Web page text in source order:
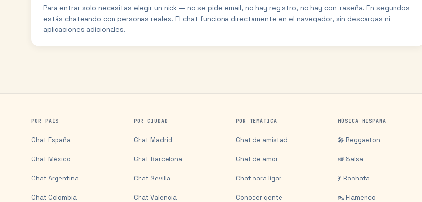
Para entrar solo necesitas elegir un nick — no se pide email, no hay registro, no hay contraseña. En segundos
estás chateando con personas reales. El chat funciona directamente en el navegador, sin descargas ni
aplicaciones adicionales.
POR PAÍS
Chat España
Chat México
Chat Argentina
Chat Colombia
POR CIUDAD
Chat Madrid
Chat Barcelona
Chat Sevilla
Chat Valencia
POR TEMÁTICA
Chat de amistad
Chat de amor
Chat para ligar
Conocer gente
MÚSICA HISPANA
🎤 Reggaeton
🎺 Salsa
💃 Bachata
👠 Flamenco